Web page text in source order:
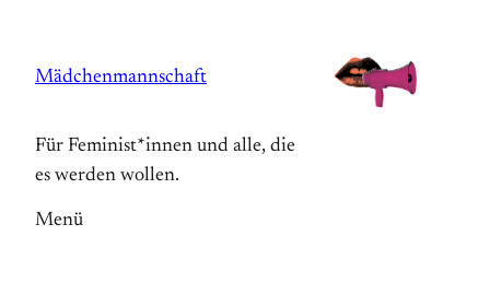
springen
Mädchenmannschaft
Für Feminist*innen und alle, die
es werden wollen.
Menü